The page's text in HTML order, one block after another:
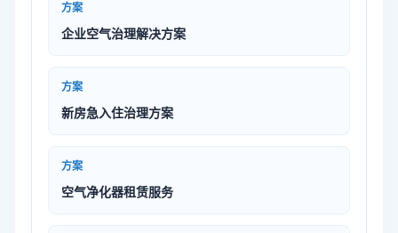
方案
企业空气治理解决方案
方案
新房急入住治理方案
方案
空气净化器租赁服务